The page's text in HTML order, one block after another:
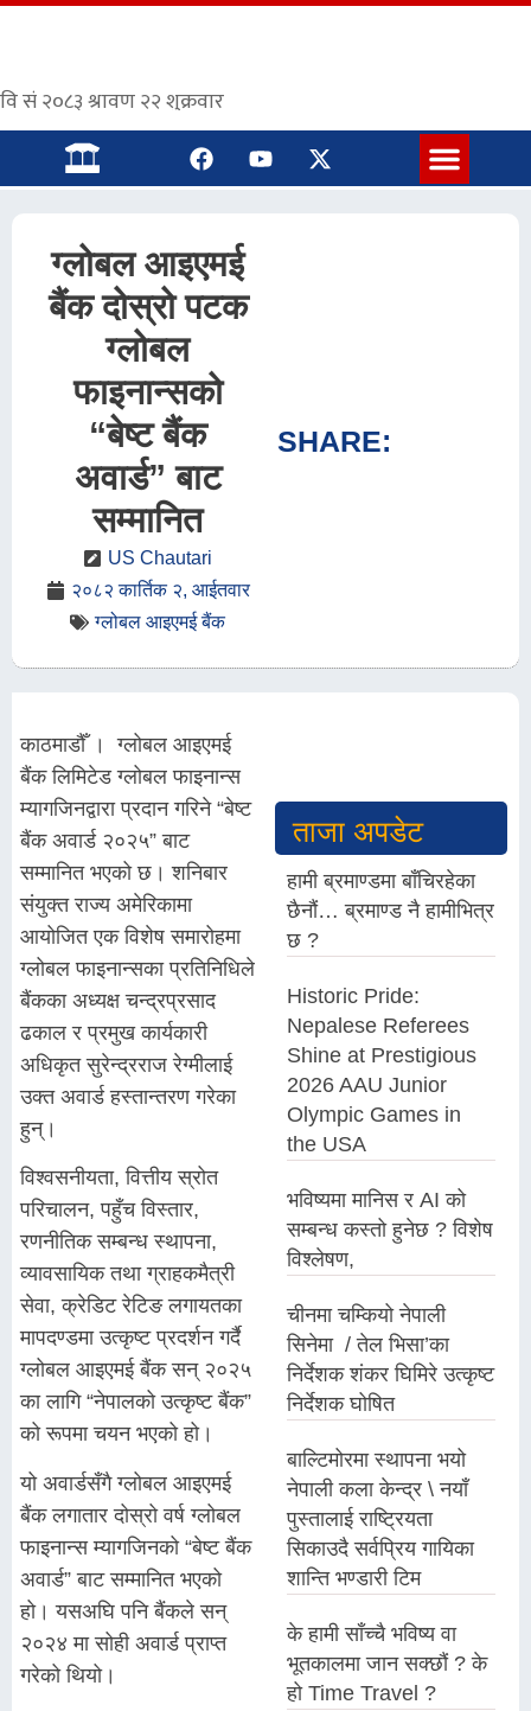
ग्लोबल आइएमई
बैंक दोस्रो पटक
ग्लोबल
फाइनान्सको
“बेष्ट बैंक
अवार्ड” बाट
सम्मानित
US Chautari
२०८२ कार्तिक २, आईतवार
ग्लोबल आइएमई बैंक
SHARE:
काठमाडौँ । ग्लोबल आइएमई
बैंक लिमिटेड ग्लोबल फाइनान्स
म्यागजिनद्वारा प्रदान गरिने “बेष्ट
बैंक अवार्ड २०२५” बाट
सम्मानित भएको छ। शनिबार
संयुक्त राज्य अमेरिकामा
आयोजित एक विशेष समारोहमा
ग्लोबल फाइनान्सका प्रतिनिधिले
बैंकका अध्यक्ष चन्द्रप्रसाद
ढकाल र प्रमुख कार्यकारी
अधिकृत सुरेन्द्रराज रेग्मीलाई
उक्त अवार्ड हस्तान्तरण गरेका
हुन्।
विश्वसनीयता, वित्तीय स्रोत
परिचालन, पहुँच विस्तार,
रणनीतिक सम्बन्ध स्थापना,
व्यावसायिक तथा ग्राहकमैत्री
सेवा, क्रेडिट रेटिङ लगायतका
मापदण्डमा उत्कृष्ट प्रदर्शन गर्दै
ग्लोबल आइएमई बैंक सन् २०२५
का लागि “नेपालको उत्कृष्ट बैंक”
को रूपमा चयन भएको हो।
यो अवार्डसँगै ग्लोबल आइएमई
बैंक लगातार दोस्रो वर्ष ग्लोबल
फाइनान्स म्यागजिनको “बेष्ट बैंक
अवार्ड” बाट सम्मानित भएको
हो। यसअघि पनि बैंकले सन्
२०२४ मा सोही अवार्ड प्राप्त
गरेको थियो।
ताजा अपडेट
हामी ब्रमाण्डमा बाँचिरहेका
छैनौं… ब्रमाण्ड नै हामीभित्र
छ ?
Historic Pride:
Nepalese Referees
Shine at Prestigious
2026 AAU Junior
Olympic Games in
the USA
भविष्यमा मानिस र AI को
सम्बन्ध कस्तो हुनेछ ? विशेष
विश्लेषण,
चीनमा चम्कियो नेपाली
सिनेमा / तेल भिसा’का
निर्देशक शंकर घिमिरे उत्कृष्ट
निर्देशक घोषित
बाल्टिमोरमा स्थापना भयो
नेपाली कला केन्द्र \ नयाँ
पुस्तालाई राष्ट्रियता
सिकाउदै सर्वप्रिय गायिका
शान्ति भण्डारी टिम
के हामी साँच्चै भविष्य वा
भूतकालमा जान सक्छौं ? के
हो Time Travel ?